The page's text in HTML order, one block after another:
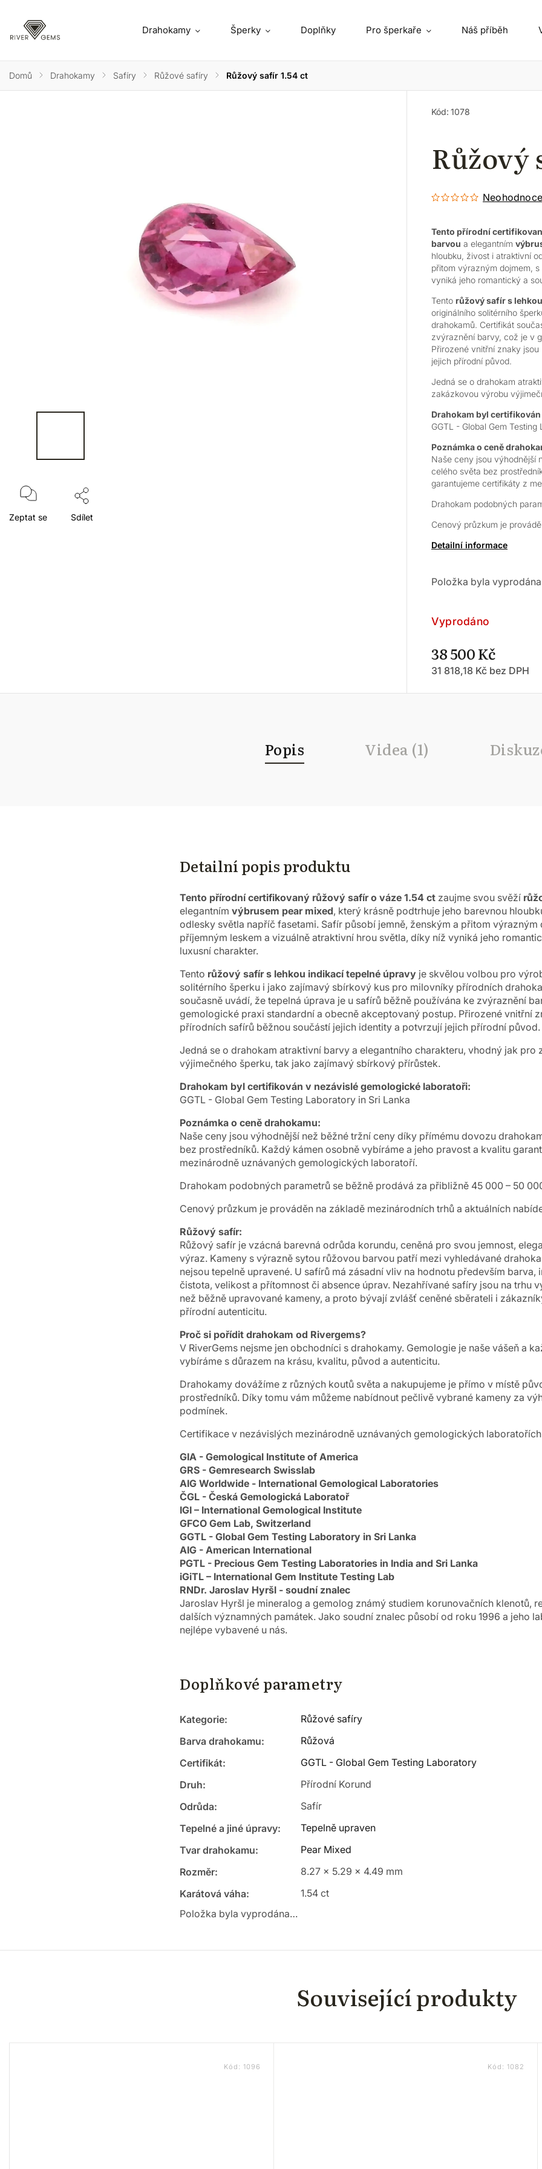
Drahokamy Šperky Doplňky Pro šperkaře Náš příběh
Domů / Drahokamy / Safíry / Růžové safíry / Růžový safír 1.54 ct
Zeptat se Sdílet
Růžový
Kód: 1078
Tento přírodní
barvou a elegantním
hloubku, živost i atraktivní
přitom výrazným dojmem,
vyniká jeho romantický a
Tento růžový safír s
originálního solitérního
drahokamů. Certifikát
zvýraznění barvy, což je v
Přirozené vnitřní znaky
jejich přírodní původ.
Jedná se o drahokam
zakázkovou výrobu
Drahokam byl
GGTL - Global Gem
Poznámka o ceně
Naše ceny jsou výhodnější
celého světa bez
garantujeme certifikáty z
Drahokam podobných
Cenový průzkum je
Detailní informace
Položka byla
38 500 Kč
31 818,18 Kč bez DPH
Vyprodáno
Popis Videa (1)
Detailní popis produktu
Tento přírodní certifikovaný růžový safír o váze 1.54 ct zaujme svou svěží
elegantním výbrusem pear mixed, který krásně podtrhuje jeho barevnou
odlesky světla napříč fasetami. Safír působí jemně, ženským a přitom výrazným
příjemným leskem a vizuálně atraktivní hrou světla, díky níž vyniká jeho
luxusní charakter.
Tento růžový safír s lehkou indikací tepelné úpravy je skvělou volbou pro
solitérního šperku i jako zajímavý sbírkový kus pro milovníky přírodních
současně uvádí, že tepelná úprava je u safírů běžně používána ke zvýraznění
gemologické praxi standardní a obecně akceptovaný postup. Přirozené vnitřní
přírodních safírů běžnou součástí jejich identity a potvrzují jejich přírodní původ.
Jedná se o drahokam atraktivní barvy a elegantního charakteru, vhodný jak
výjimečného šperku, tak jako zajímavý sbírkový přírůstek.
Drahokam byl certifikován v nezávislé gemologické laboratoři:
GGTL - Global Gem Testing Laboratory in Sri Lanka
Poznámka o ceně drahokamu:
Naše ceny jsou výhodnější než běžné tržní ceny díky přímému dovozu
bez prostředníků. Každý kámen osobně vybíráme a jeho pravost a kvalitu
mezinárodně uznávaných gemologických laboratoří.
Drahokam podobných parametrů se běžně prodává za přibližně 45 000 – 50
Cenový průzkum je prováděn na základě mezinárodních trhů a aktuálních
Růžový safír:
Růžový safír je vzácná barevná odrůda korundu, ceněná pro svou jemnost,
výraz. Kameny s výrazně sytou růžovou barvou patří mezi vyhledávané
nejsou tepelně upravené. U safírů má zásadní vliv na hodnotu především barva,
čistota, velikost a přítomnost či absence úprav. Nezahřívané safíry jsou na trhu
než běžně upravované kameny, a proto bývají zvlášť ceněné sběrateli i
přírodní autenticitu.
Proč si pořídit drahokam od Rivergems?
V RiverGems nejsme jen obchodníci s drahokamy. Gemologie je naše vášeň a
vybíráme s důrazem na krásu, kvalitu, původ a autenticitu.
Drahokamy dovážíme z různých koutů světa a nakupujeme je přímo v místě
prostředníků. Díky tomu vám můžeme nabídnout pečlivě vybrané kameny za
podmínek.
Certifikace v nezávislých mezinárodně uznávaných gemologických
GIA - Gemological Institute of America
GRS - Gemresearch Swisslab
AIG Worldwide - International Gemological Laboratories
ČGL - Česká Gemologická Laboratoř
IGI – International Gemological Institute
GFCO Gem Lab, Switzerland
GGTL - Global Gem Testing Laboratory in Sri Lanka
AIG - American International
PGTL - Precious Gem Testing Laboratories in India and Sri Lanka
iGiTL – International Gem Institute Testing Lab
RNDr. Jaroslav Hyršl - soudní znalec
Jaroslav Hyršl je mineralog a gemolog známý studiem korunovačních klenotů,
dalších významných památek. Jako soudní znalec působí od roku 1996 a jeho
nejlépe vybavené u nás.
Doplňkové parametry
Kategorie:
Růžové safíry
Barva drahokamu:
Růžová
Certifikát:
GGTL - Global Gem Testing Laboratory
Druh:
Přírodní Korund
Odrůda:
Safír
Tepelné a jiné úpravy:
Tepelně upraven
Tvar drahokamu:
Pear Mixed
Rozměr:
8.27 x 5.29 x 4.49 mm
Karátová váha:
1.54 ct
Položka byla vyprodána…
Související produkty
Kód: 1096 Kód:1082